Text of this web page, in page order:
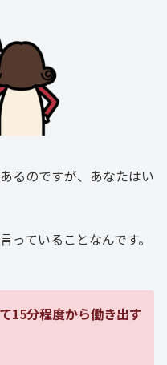
るのですが、あなたはい
ていることなんです。
15分程度から働き出す